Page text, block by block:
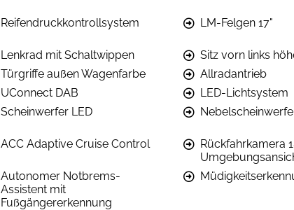
Reifendruckkontrollsystem LM-Felgen 17"
Lenkrad mit Schaltwippen Sitz vorn links
Türgriffe außen Wagenfarbe Allradantrieb
UConnect DAB LED-Lichtsystem
Scheinwerfer LED
ACC Adaptive Cruise Control
Rückfahrkamera
Autonomer Notbrems-
Assistent mit
Fußgängererkennung